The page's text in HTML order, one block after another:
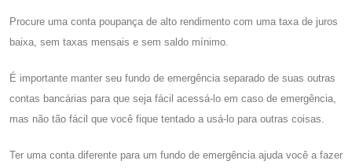
Procure uma conta poupança de alto rendimento com uma taxa de juros
baixa, sem taxas mensais e sem saldo mínimo.
É importante manter seu fundo de emergência separado de suas outras
contas bancárias para que seja fácil acessá-lo em caso de emergência,
mas não tão fácil que você fique tentado a usá-lo para outras coisas.
Ter uma conta diferente para um fundo de emergência ajuda você a fazer